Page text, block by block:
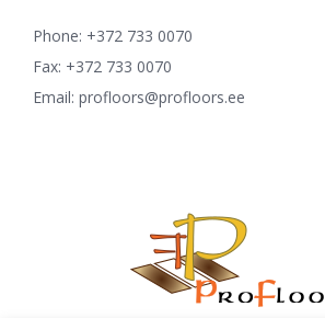
Phone: +372 733 0070
Fax: +372 733 0070
Email: profloors@profloors.ee